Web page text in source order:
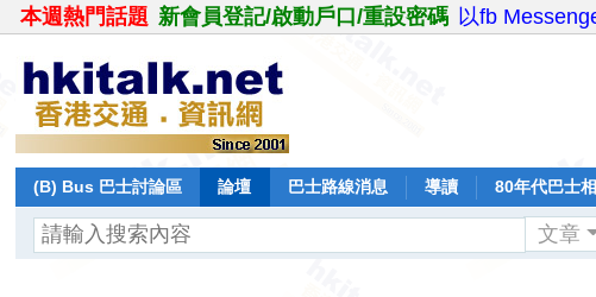
本週熱門話題 新會員登記/啟動戶口/重設密碼 以fb
(B) Bus 巴士討論區 論壇 巴士路線消息 導讀 80年代巴士
文章